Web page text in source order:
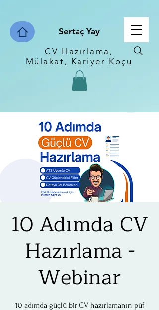
Sertaç Yay
CV Hazırlama,
Mülakat, Kariyer Koçu
10 Adımda CV
Hazırlama -
Webinar
10 adımda güçlü bir CV hazırlamanın püf